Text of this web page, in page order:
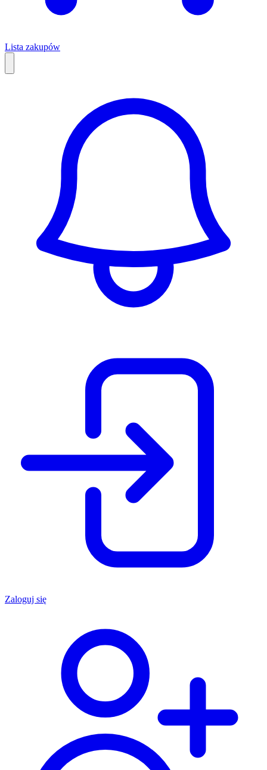
Lista zakupów
Zaloguj się